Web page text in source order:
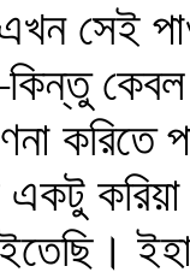
সেই
করিতে
করিয়া